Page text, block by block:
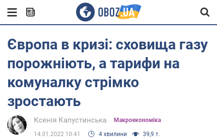
Європа в кризі: сховища газу
порожніють, а тарифи на
комуналку стрімко
зростають
Ксенія Капустинська Mакроекономіка
14.01.2022 10:41 4 хвилини 39,9 т.